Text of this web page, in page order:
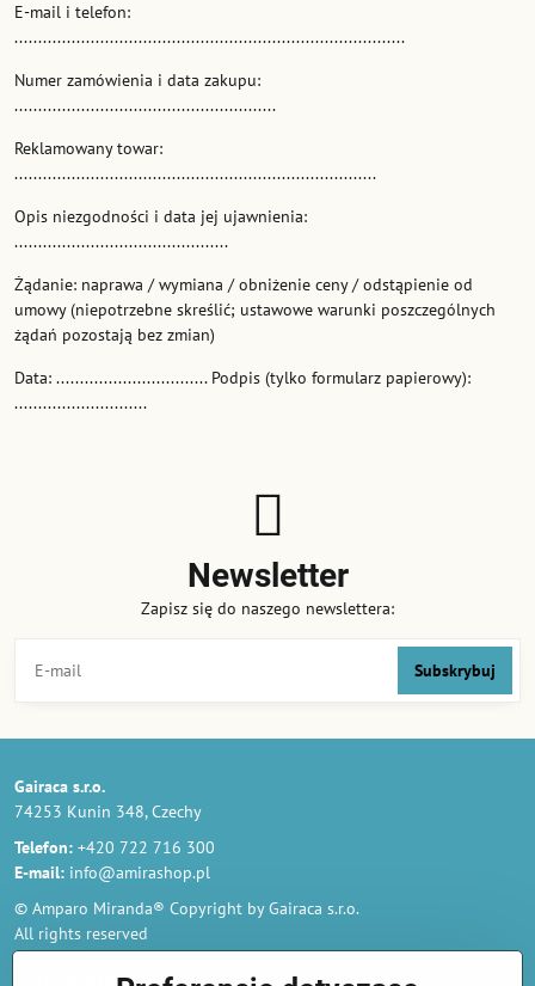
E-mail i telefon:
..................................................................................
Numer zamówienia i data zakupu:
.......................................................
Reklamowany towar:
............................................................................
Opis niezgodności i data jej ujawnienia:
.............................................
Żądanie: naprawa / wymiana / obniżenie ceny / odstąpienie od
umowy (niepotrzebne skreślić; ustawowe warunki poszczególnych
żądań pozostają bez zmian)
Data: ................................ Podpis (tylko formularz papierowy):
............................
Newsletter
Zapisz się do naszego newslettera:
Subskrybuj
Gairaca s.r.o.
74253 Kunin 348, Czechy
Telefon: +420 722 716 300
E-mail: info@amirashop.pl
© Amparo Miranda® Copyright by Gairaca s.r.o.
All rights reserved